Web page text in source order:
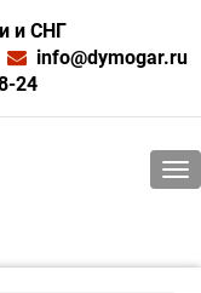
и СНГ
info@dymogar.ru
24